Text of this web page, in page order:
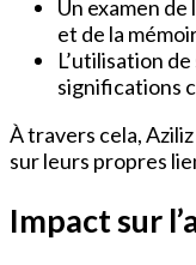
Un examen
et de la
L’utilisation
significations
À travers cela,
sur leurs propres
Impact sur